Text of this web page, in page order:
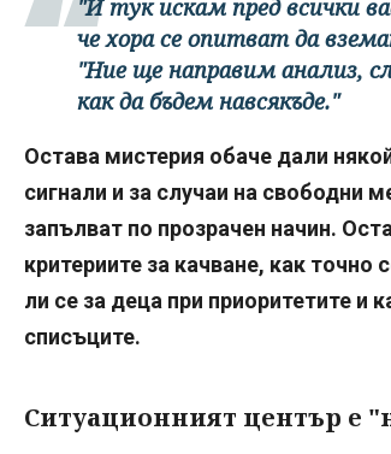
"И тук искам пред всички
че хора се опитват да
"Ние ще направим анализ,
как да бъдем навсякъде."
Остава мистерия обаче дали
сигнали и за случаи на свободни
запълват по прозрачен начин.
критериите за качване, как
ли се за деца при приоритетите и
списъците.
Ситуационният център е